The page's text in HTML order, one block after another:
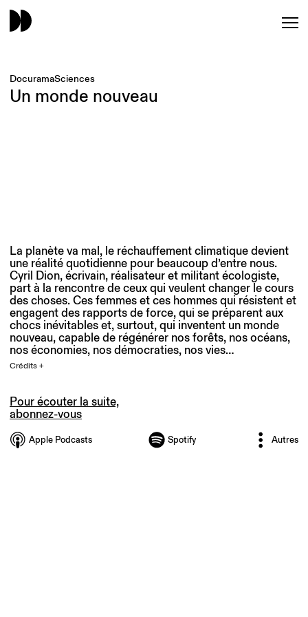
DocuramaSciences
Un monde nouveau
La planète va mal, le réchauffement climatique devient
une réalité quotidienne pour beaucoup d’entre nous.
Cyril Dion, écrivain, réalisateur et militant écologiste,
part à la rencontre de ceux qui veulent changer le cours
des choses. Ces femmes et ces hommes qui résistent et
engagent des rapports de force, qui se préparent aux
chocs inévitables et, surtout, qui inventent un monde
nouveau, capable de régénérer nos forêts, nos océans,
nos économies, nos démocraties, nos vies…
Crédits +
Pour écouter la suite,
abonnez-vous
Apple Podcasts Spotify Autres